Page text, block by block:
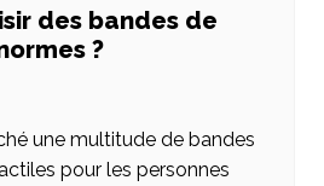
des bandes de
?
une multitude de bandes
pour les personnes